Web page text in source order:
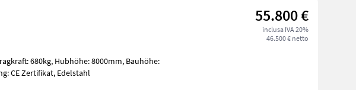
55.800 €
inclusa IVA 20%
46.500 € netto
2600mm, Batterie: Starter 12V , Sonderausstattung: CE Zertifikat, Edelstahl